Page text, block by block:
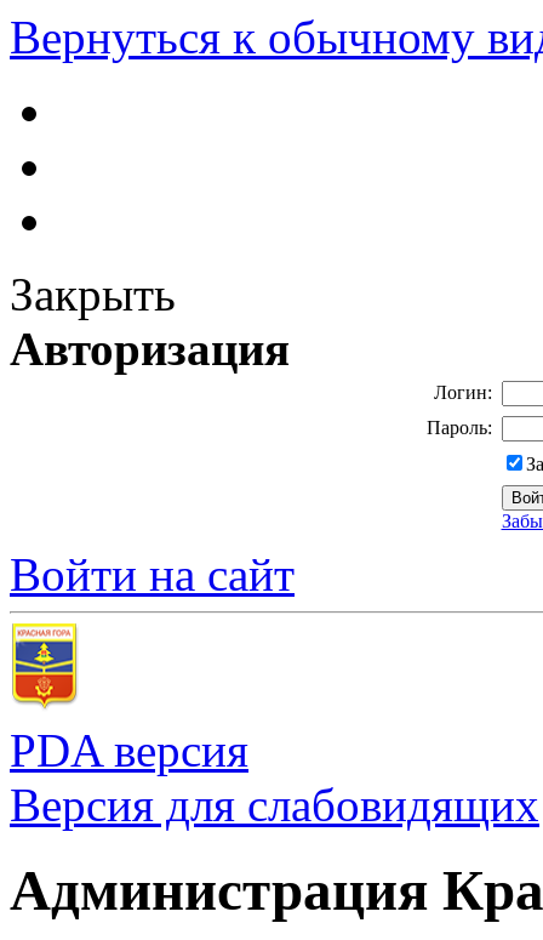
Вернуться к обычному
Закрыть
Авторизация
Логин:
Пароль:
Войти на сайт
PDA версия
Версия для слабовидящих
Администрация